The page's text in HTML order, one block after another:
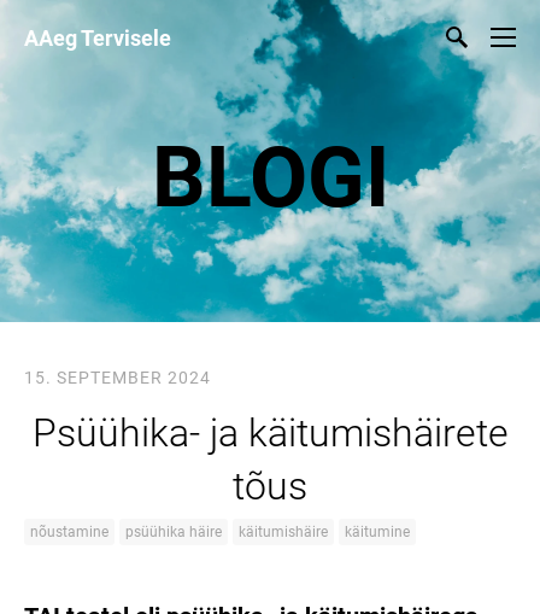
AAeg Tervisele
BLOGI
15. SEPTEMBER 2024
Psüühika- ja käitumishäirete
tõus
nõustamine psüühika häire käitumishäire käitumine